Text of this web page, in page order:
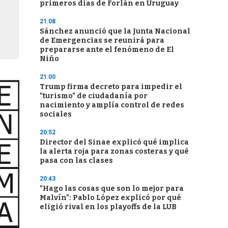
primeros días de Forlán en Uruguay
21:08
Sánchez anunció que la Junta Nacional
de Emergencias se reunirá para
prepararse ante el fenómeno de El
Niño
21:00
Trump firma decreto para impedir el
"turismo" de ciudadanía por
nacimiento y amplía control de redes
sociales
20:52
Director del Sinae explicó qué implica
la alerta roja para zonas costeras y qué
pasa con las clases
20:43
"Hago las cosas que son lo mejor para
Malvín": Pablo López explicó por qué
eligió rival en los playoffs de la LUB